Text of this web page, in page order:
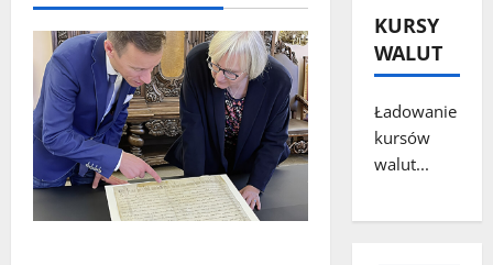
KURSY
WALUT
Ładowanie
kursów
walut...